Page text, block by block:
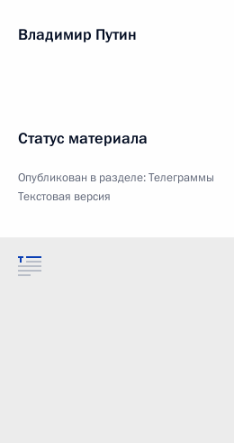
Владимир Путин
Статус материала
Опубликован в разделе:Телеграммы
Текстовая версия